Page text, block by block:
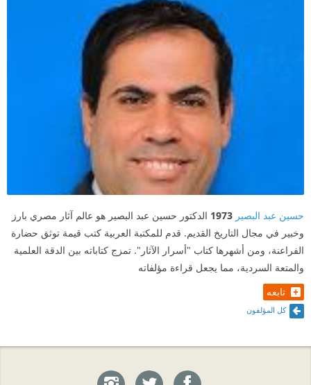
الخارجي ولون بشرته تبقى هويته تحددها أفعاله وأخلاقه لا
إقتباس أعجبنى:
✨️الصداقة الحقيقية تتجاوز الحدود، وتستحق كل التضحيات
#فنجان_قهوة_وكتاب
حسين عبد البصير 1973 الدكتور حسين عبد البصير هو عالم آثار مصري بارز
وخبير في مجال التاريخ القديم. قدم للمكتبة العربية كتب قيمة توثق حضارة
الفراعنة، ومن أشهرها كتاب "أسرار الآثار". تمزج كتاباته بين الدقة العلمية
والمتعة السردية، مما يجعل قراءة مؤلفاته
تابعه
كل المؤلفون